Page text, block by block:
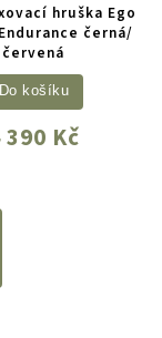
hruška Ego
černá/
červená
390 Kč
Do košíku